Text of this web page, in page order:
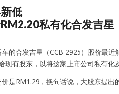
低
私有化合发吉星
的合发吉星（CCB 2925）股价最
现有股东，以将这家上市公司私有化
是RM1.29，换句话说，大股东提出